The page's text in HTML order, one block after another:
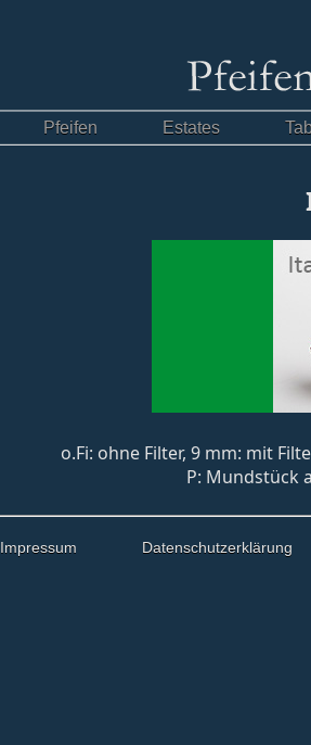
Pfeifen Estates
o.Fi: ohne Filter, 9 mm: mit
P: Mundstück
Impressum Datenschutzerklärung